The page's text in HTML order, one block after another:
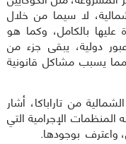
لا سيما من خلال
بالكامل، وكما هو
دولية، يبقى جزء من
يسبب مشاكل قانونية
من تاراباكا، أشار
المنظمات الإجرامية التي
واعترف بوجودها.